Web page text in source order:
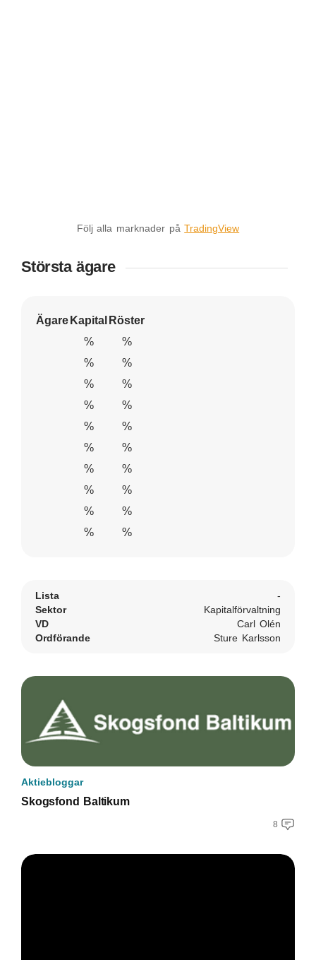
Följ alla marknader påTradingView
Största ägare
Ägare Kapital Röster
%
%
%
%
%
%
%
%
%
%
%
%
%
%
%
%
%
%
%
%
Lista
-
Sektor
Kapitalförvaltning
VD
Carl Olén
Ordförande
Sture Karlsson
Aktiebloggar
Skogsfond Baltikum
8